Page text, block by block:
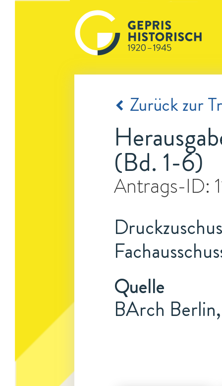
Zurück zur
(Bd. 1-6)
Antrags-ID:
Quelle
BArch